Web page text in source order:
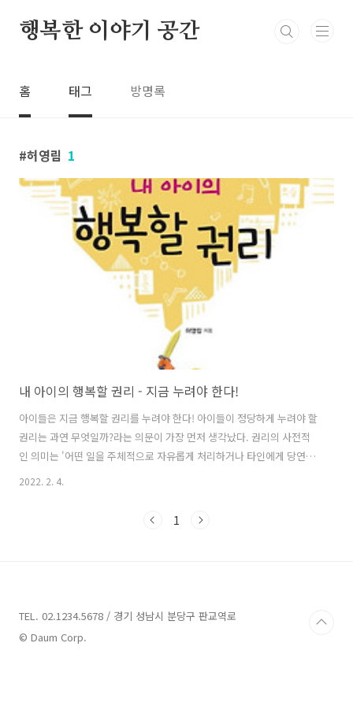
행복한 이야기 공간
홈 태그 방명록
허영림 1
내 아이의 행복할 권리 - 지금 누려야 한다!
아이들은 지금 행복할 권리를 누려야 한다! 아이들이 정당하게 누려야 할
권리는 과연 무엇일까?라는 의문이 가장 먼저 생각났다. 권리의 사전적
인 의미는 '어떤 일을 주체적으로 자유롭게 처리하거나 타인에게 당연히
주장하고 요구할 수 있는 자격이나 힘'이고, 의무는 '당연히 해야 할 일
있듯이 '행복'이라고 말한다. 나 또한 그것이 맞다고 생각이 들었다. 그럼
2022. 2. 4.
1
TEL. 02.1234.5678 / 경기 성남시 분당구 판교역로
© Daum Corp.